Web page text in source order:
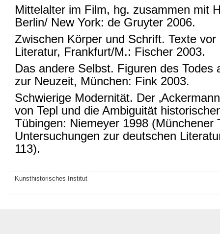
Mittelalter im Film, hg. zusammen mit
Berlin/ New York: de Gruyter 2006.
Zwischen Körper und Schrift. Texte
Literatur, Frankfurt/M.: Fischer 2003.
Das andere Selbst. Figuren des Todes
zur Neuzeit, München: Fink 2003.
Schwierige Modernität. Der
von Tepl und die Ambiguität
Tübingen: Niemeyer 1998 (Münchener
Untersuchungen zur deutschen
113).
Kunsthistorisches Institut